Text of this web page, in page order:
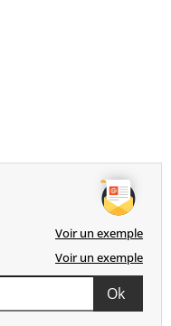
Voir un exemple
Voir un exemple